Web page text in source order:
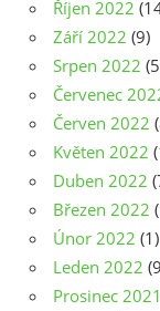
Říjen 2022
Září 2022 (9)
Srpen 2022
Červenec
Červen 2022
Květen 2022
Duben 2022
Březen 2022
Únor 2022 (1)
Leden 2022
Prosinec 2021